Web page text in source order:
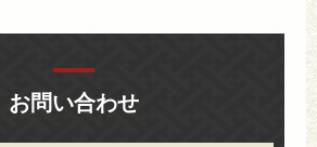
お問い合わせ